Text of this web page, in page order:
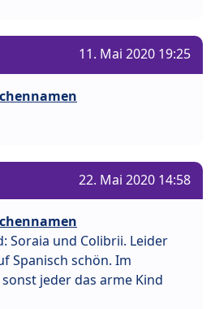
11. Mai 2020 19:25
22. Mai 2020 14:58
Soraia und Colibrii. Leider
Spanisch schön. Im
jeder das arme Kind